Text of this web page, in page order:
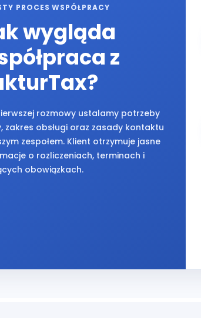
PROCES WSPÓŁPRACY
wygląda
z
rozmowy ustalamy potrzeby
zakres obsługi oraz zasady kontaktu
zespołem. Klient otrzymuje jasne
o rozliczeniach, terminach i
obowiązkach.